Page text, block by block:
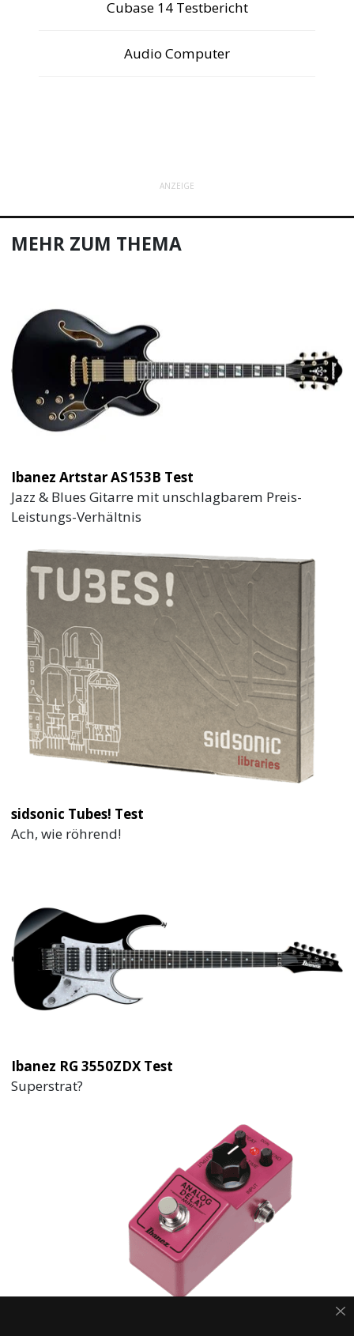
Cubase 14 Testbericht
Audio Computer
ANZEIGE
MEHR ZUM THEMA
Ibanez Artstar AS153B Test
Jazz & Blues Gitarre mit unschlagbarem Preis-
Leistungs-Verhältnis
sidsonic Tubes! Test
Ach, wie röhrend!
Ibanez RG 3550ZDX Test
Superstrat?